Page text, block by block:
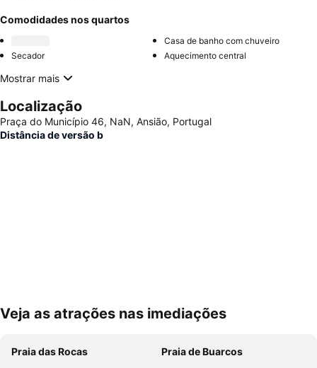
Comodidades nos quartos
Casa de banho com chuveiro
Secador
Aquecimento central
Mostrar mais
Localização
Praça do Município 46, NaN, Ansião, Portugal
Distância de versão b
Ampliar mapa
Veja as atrações nas imediações
Praia das Rocas
Praia de Buarcos